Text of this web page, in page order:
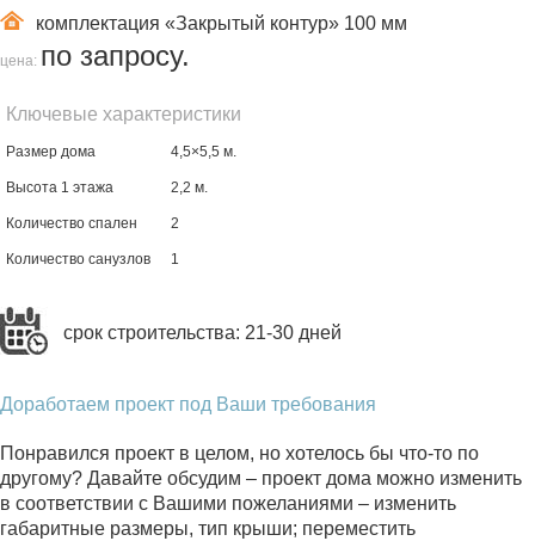
комплектация «Закрытый контур» 100 мм
цена: по запросу.
Ключевые характеристики
Размер дома 4,5×5,5 м.
Высота 1 этажа 2,2 м.
Количество спален 2
Количество санузлов 1
срок строительства: 21-30 дней
Доработаем проект под Ваши требования
Понравился проект в целом, но хотелось бы что-то по
другому? Давайте обсудим – проект дома можно изменить
в соответствии с Вашими пожеланиями – изменить
габаритные размеры, тип крыши; переместить